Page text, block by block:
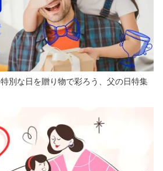
別な日を贈り物で彩ろう、父の日特集